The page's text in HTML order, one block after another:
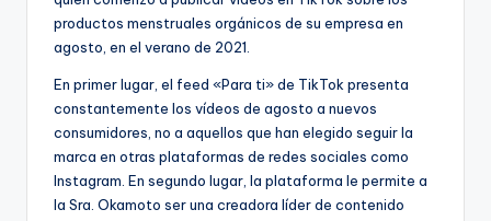
productos menstruales orgánicos de su empresa en
agosto, en el verano de 2021.
En primer lugar, el feed «Para ti» de TikTok presenta
constantemente los vídeos de agosto a nuevos
consumidores, no a aquellos que han elegido seguir la
marca en otras plataformas de redes sociales como
Instagram. En segundo lugar, la plataforma le permite a
la Sra. Okamoto ser una creadora líder de contenido